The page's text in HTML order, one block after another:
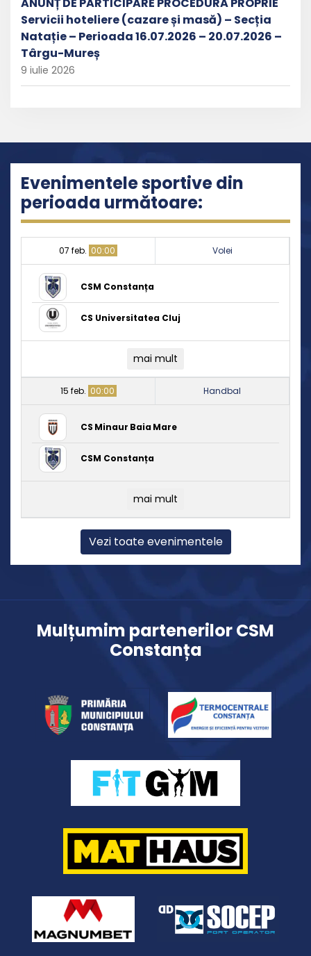
Servicii hoteliere (cazare și masă) – Secția
Natație – Perioada 16.07.2026 – 20.07.2026 –
Târgu-Mureș
9 iulie 2026
Evenimentele sportive din
perioada următoare:
07 feb. 00:00 Volei
CSM Constanța
CS Universitatea Cluj
mai mult
15 feb. 00:00 Handbal
CS Minaur Baia Mare
CSM Constanța
mai mult
Vezi toate evenimentele
Mulțumim partenerilor CSM
Constanța